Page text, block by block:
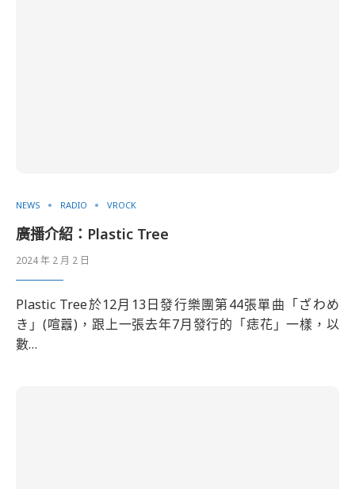
NEWS RADIO VROCK
廣播介紹：Plastic Tree
2024 年 2 月 2 日
Plastic Tree於12月13日發行樂團第44張單曲「ざわめ
き」(喧囂)，跟上一張去年7月發行的「痣花」一樣，以
數…